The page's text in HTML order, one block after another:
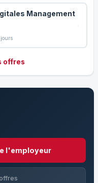
Management
offres
l'employeur